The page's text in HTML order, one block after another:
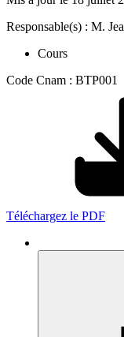
Responsable(s) : M.
Cours
Code Cnam : BTP001
Téléchargez le PDF